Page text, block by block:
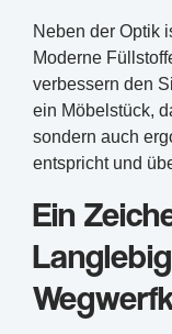
Neben der Optik
Moderne
verbessern den
ein Möbelstück,
sondern auch
entspricht und
Ein